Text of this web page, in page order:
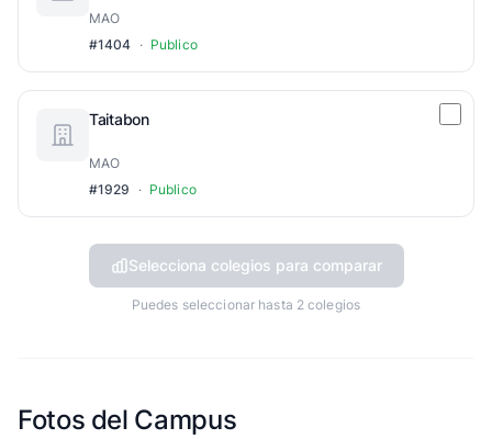
MAO
#1404 · Publico
Taitabon
MAO
#1929
· Publico
Selecciona colegios para comparar
Puedes seleccionar hasta 2 colegios
Fotos del Campus